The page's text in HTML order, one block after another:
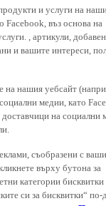
и услуги на
Facebook, въз основа на
, артикули,
и вашите интереси,
на нашия уебсайт
медии, като
доставчици на социални
съобразени с
върху бутона за
категории бисквитки
си за бисквитки“ по-